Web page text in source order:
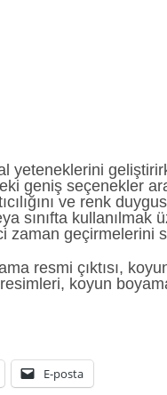
yeteneklerini
geniş seçenekler
ve renk
sınıfta kullanılmak
zaman geçirmelerini
resmi çıktısı,
koyun
E-posta